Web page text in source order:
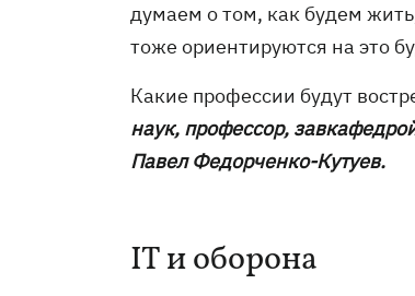
думаем о том, как будем
тоже ориентируются на это
Какие профессии будут
наук, профессор,
Павел Федорченко-Кутуев.
IT и оборона